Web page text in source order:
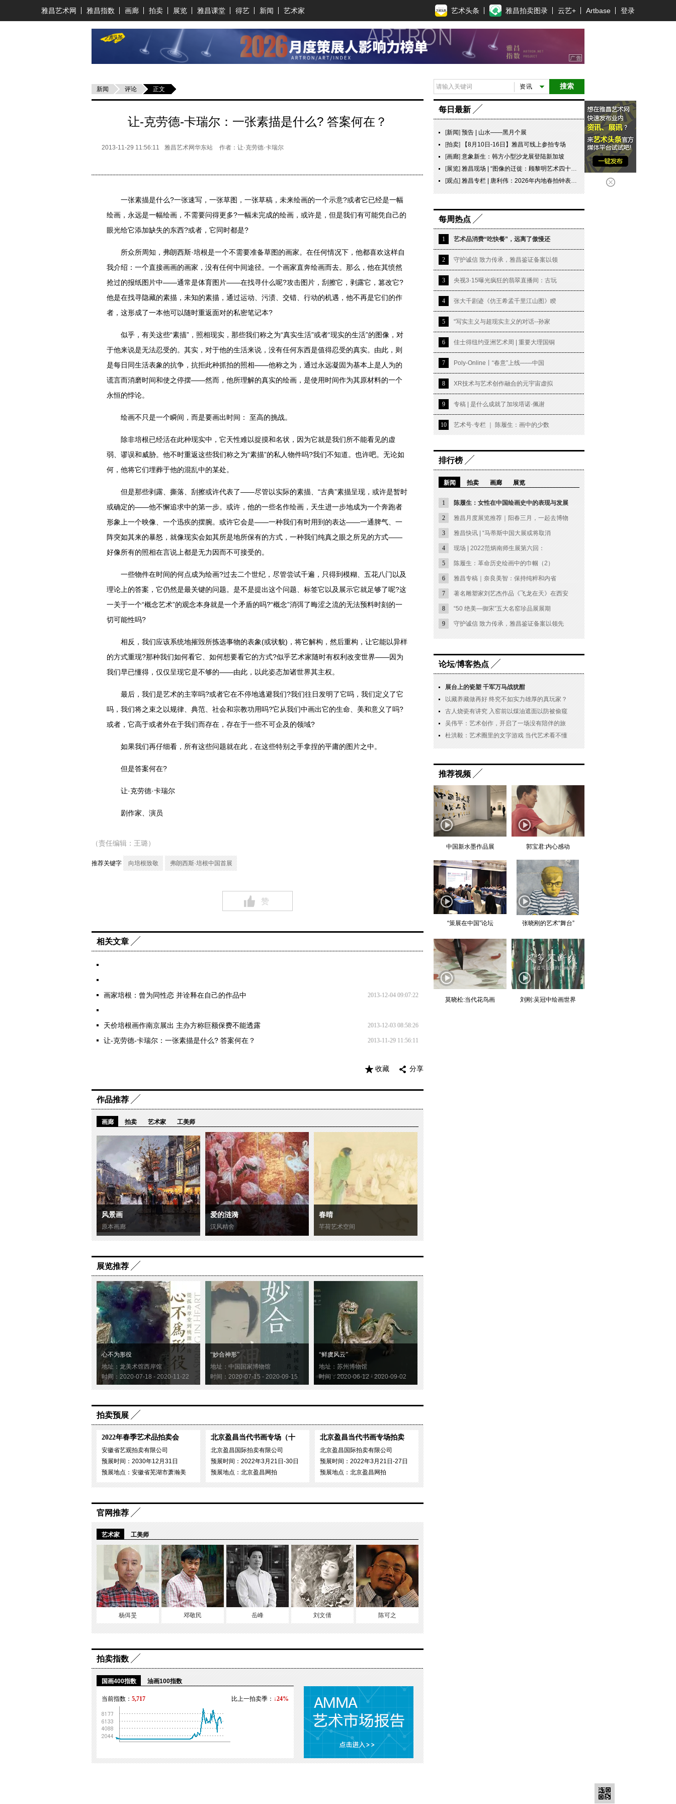
雅昌艺术网 雅昌指数 画廊 拍卖 展览 雅昌课堂 得艺 新闻 艺术家 艺术头条 雅昌拍卖图录 云艺+ Artbase 登录
新闻 评论 正文
让-克劳德-卡瑞尔：一张素描是什么? 答案何在？
2013-11-29 11:56:11 雅昌艺术网华东站 作者：让·克劳德·卡瑞尔
一张素描是什么?一张速写，一张草图，一张草稿，未来绘画的一个示意?或者它已经是一幅
绘画，永远是一幅绘画，不需要问得更多?一幅未完成的绘画，或许是，但是我们有可能凭自己的
眼光给它添加缺失的东西?或者，它同时都是?
所众所周知，弗朗西斯·培根是一个不需要准备草图的画家。在任何情况下，他都喜欢这样自
我介绍：一个直接画画的画家，没有任何中间途径。一个画家直奔绘画而去。那么，他在其愤然
抢过的报纸图片中——通常是体育图片——在找寻什么呢?攻击图片，刮擦它，剥露它，篡改它?
他是在找寻隐藏的素描，未知的素描，通过运动、污渍、交错、行动的机遇，他不再是它们的作
者，这形成了一本他可以随时重返面对的私密笔记本?
似乎，有关这些“素描”，照相现实，那些我们称之为“真实生活”或者“现实的生活”的图像，对
于他来说是无法忍受的。其实，对于他的生活来说，没有任何东西是值得忍受的真实。由此，则
是每日同生活表象的抗争，抗拒此种抓拍的照相——他称之为，通过永远凝固为基本上是人为的
谎言而消磨时间和使之停摆——然而，他所理解的真实的绘画，是使用时间作为其原材料的一个
永恒的悖论。
绘画不只是一个瞬间，而是要画出时间： 至高的挑战。
除非培根已经活在此种现实中，它天性难以捉摸和名状，因为它就是我们所不能看见的虚
弱、谬误和威胁。他不时重返这些我们称之为“素描”的私人物件吗?我们不知道。也许吧。无论如
何，他将它们埋葬于他的混乱中的某处。
但是那些剥露、撕落、刮擦或许代表了——尽管以实际的素描、“古典”素描呈现，或许是暂时
或确定的——他不懈追求中的第一步。或许，他的一些名作绘画，天生进一步地成为一个奔跑者
形象上一个映像、一个迅疾的摆腕。或许它会是——一种我们有时用到的表达——一通脾气、一
阵突如其来的暴怒，就像现实会如其所是地所保有的方式，一种我们纯真之眼之所见的方式——
好像所有的照相在言说上都是无力因而不可接受的。
一些物件在时间的何点成为绘画?过去二个世纪，尽管尝试千遍，只得到模糊、五花八门以及
理论上的答案，它仍然是最关键的问题。是不是提出这个问题、标签它以及展示它就足够了呢?这
一关于一个“概念艺术”的观念本身就是一个矛盾的吗?“概念”消弭了晦涩之流的无法预料时刻的一
切可能性吗?
相反，我们应该系统地摧毁所拣选事物的表象(或状貌)，将它解构，然后重构，让它能以异样
的方式重现?那种我们如何看它、如何想要看它的方式?似乎艺术家随时有权利改变世界——因为
我们早已懂得，仅仅呈现它是不够的——由此，以此姿态加诸世界其主权。
最后，我们是艺术的主宰吗?或者它在不停地逃避我们?我们往日发明了它吗，我们定义了它
吗，我们将之束之以规律、典范、社会和宗教功用吗?它从我们中画出它的生命、美和意义了吗?
或者，它高于或者外在于我们而存在，存在于一些不可企及的领域?
如果我们再仔细看，所有这些问题就在此，在这些特别之手拿捏的平庸的图片之中。
但是答案何在?
让·克劳德·卡瑞尔
剧作家、演员
（责任编辑：王璐）
推荐关键字 向培根致敬 弗朗西斯·培根中国首展
赞
相关文章
2013-12-04 09:07:22
画家培根：曾为同性恋 并诠释在自己的作品中
2013-12-03 08:58:26
天价培根画作南京展出 主办方称巨额保费不能透露
2013-11-29 11:56:11
让-克劳德-卡瑞尔：一张素描是什么? 答案何在？
分享
收藏
作品推荐
画廊 拍卖 艺术家 工美师
风景画
原本画廊
爱的涟漪
汉风精舍
春晴
芊荷艺术空间
展览推荐
心不为形役
地址：龙美术馆西岸馆
时间：2020-07-18 - 2020-11-22
“妙合神形”
地址：中国国家博物馆
时间：2020-07-15 - 2020-09-15
“鲜虞风云”
地址：苏州博物馆
时间：2020-06-12 - 2020-09-02
拍卖预展
2022年春季艺术品拍卖会
安徽省艺观拍卖有限公司
预展时间：2030年12月31日
预展地点：安徽省芜湖市萧瀚美
北京盈昌当代书画专场（十
北京盈昌国际拍卖有限公司
预展时间：2022年3月21日-30日
预展地点：北京盈昌网拍
北京盈昌当代书画专场拍卖
北京盈昌国际拍卖有限公司
预展时间：2022年3月21日-27日
预展地点：北京盈昌网拍
官网推荐
艺术家 工美师
杨佴旻 邓敬民 岳峰 刘文倩 陈可之
拍卖指数
国画400指数 油画100指数
比上一拍卖季： ↓24%
当前指数： 5,717
搜索
资讯
每日最新
[新闻]预告 | 山水——黑月个展
[拍卖]【8月10日-16日】雅昌可线上参拍专场
[画廊]意象新生：韩方小型沙龙展登陆新加坡
[展览]雅昌现场 | “图像的迁徙：顾黎明艺术四十年” 一场回望与再出发
[观点]雅昌专栏 | 唐利伟：2026年内地春拍钟表市场观察 赛道重构、圈层分化与收藏逻辑迭代
每周热点
1 艺术品消费“吃快餐”，远离了傲慢还
2 守护诚信 致力传承，雅昌鉴证备案以领
3 央视3·15曝光疯狂的翡翠直播间：古玩
4 张大千剧迹《仿王希孟千里江山图》睽
5 “写实主义与超现实主义的对话--孙家
6 佳士得纽约亚洲艺术周 | 重要大理国铜
7 Poly-Online丨“春意”上线——中国
8 XR技术与艺术创作融合的元宇宙虚拟
9 专稿 | 是什么成就了加埃塔诺·佩谢
10 艺术号·专栏 ｜ 陈履生：画中的少数
排行榜
新闻 拍卖 画廊 展览
1 陈履生：女性在中国绘画史中的表现与发展
2 雅昌月度展览推荐｜阳春三月，一起去博物
3 雅昌快讯 | “马蒂斯中国大展或将取消
4 现场 | 2022范炳南师生展第六回：
5 陈履生：革命历史绘画中的巾帼（2）
6 雅昌专稿｜奈良美智：保持纯粹和内省
7 著名雕塑家刘艺杰作品《飞龙在天》在西安
8 “50 绝美—御宋”五大名窑珍品展展期
9 守护诚信 致力传承，雅昌鉴证备案以领先
论坛/博客热点
展台上的瓷塑 千军万马战犹酣
以藏养藏做再好 终究不如实力雄厚的真玩家？
古人烧瓷有讲究 入窑前以煤油遮面以防被偷窥
吴伟平：艺术创作，开启了一场没有陪伴的旅
杜洪毅：艺术圈里的文字游戏 当代艺术看不懂
推荐视频
中国新水墨作品展 郭宝君:内心感动
“策展在中国”论坛 张晓刚的艺术“舞台”
莫晓松:当代花鸟画 刘刚:吴冠中绘画世界